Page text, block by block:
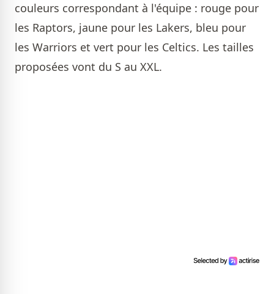
couleurs correspondant à l'équipe : rouge pour
les Raptors, jaune pour les Lakers, bleu pour
les Warriors et vert pour les Celtics. Les tailles
proposées vont du S au XXL.